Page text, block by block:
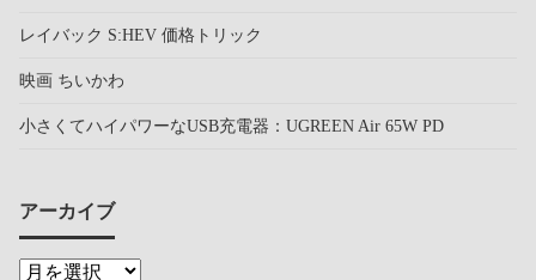
レイバック S:HEV 価格トリック
映画 ちいかわ
小さくてハイパワーなUSB充電器：UGREEN Air 65W PD
アーカイブ